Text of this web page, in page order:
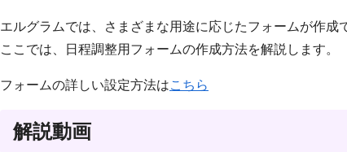
エルグラムでは、さまざまな用途に応じたフォームが作成
ここでは、日程調整用フォームの作成方法を解説します。
フォームの詳しい設定方法はこちら
解説動画